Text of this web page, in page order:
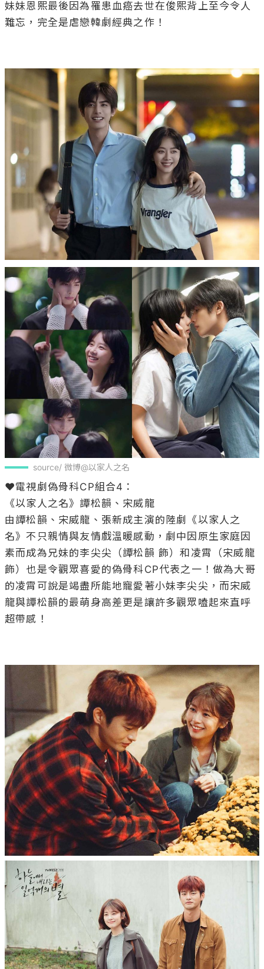
妹妹恩熙最後因為罹患血癌去世在俊熙背上至今令人
難忘，完全是虐戀韓劇經典之作！
source/ 微博@以家人之名
❤️電視劇偽骨科CP組合4：
《以家人之名》譚松韻、宋威龍
由譚松韻、宋威龍、張新成主演的陸劇《以家人之
名》不只親情與友情戲溫暖感動，劇中因原生家庭因
素而成為兄妹的李尖尖（譚松韻 飾）和凌霄（宋威龍
飾）也是令觀眾喜愛的偽骨科CP代表之一！做為大哥
的凌霄可說是竭盡所能地寵愛著小妹李尖尖，而宋威
龍與譚松韻的最萌身高差更是讓許多觀眾嗑起來直呼
超帶感！